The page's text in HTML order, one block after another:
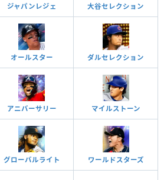
ジャパンレジェ 大谷セレクション
オールスター ダルセレクション
アニバーサリー マイルストーン
グローバルライト ワールドスターズ